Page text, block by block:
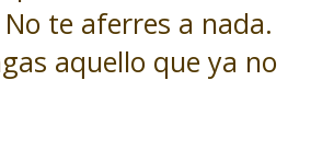
te aferres a nada.
aquello que ya no